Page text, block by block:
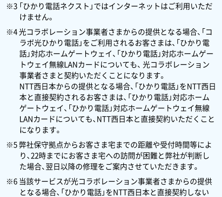
※3 「ひかり電話ネクスト」ではインターネットはご利用いただ
けません。
※4 光コラボレーション事業者さまからの提供となる場合、「コ
ラボ光ひかり電話」をご利用されるお客さまは、「ひかり電
話」対応ホームゲートウェイ、「ひかり電話」対応ホームゲー
トウェイ無線LANカードについても、 光コラボレーション
事業者さまと契約いただくことになります。
NTT西日本からの提供となる場合、「ひかり電話」をNTT西日
本と直接契約されるお客さまは、「ひかり電話」対応ホーム
ゲートウェイ、「ひかり電話」対応ホームゲートウェイ無線
LANカードについても、NTT西日本と直接契約いただくこと
になります。
※5 弊社保守拠点からお客さま宅までの距離や受付時間等によ
り、22時までにお客さま宅への訪問が困難と弊社が判断し
た場合、翌日以降の修理をご案内させていただきます。
※6 当該サービスが光コラボレーション事業者さまからの提供
となる場合、「ひかり電話」をNTT西日本と直接契約しない